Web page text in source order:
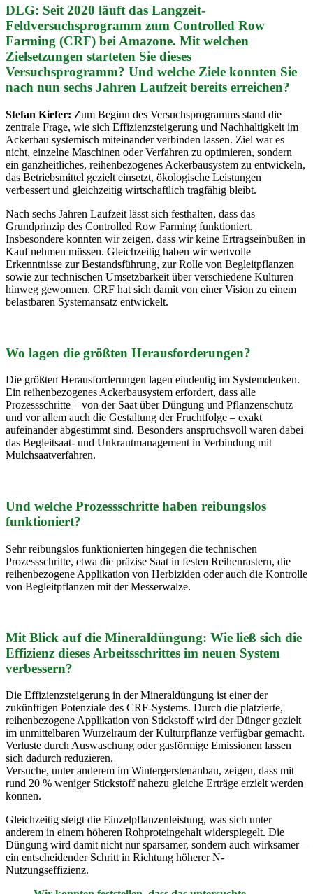
DLG: Seit 2020 läuft das Langzeit-
Feldversuchsprogramm zum Controlled Row
Farming (CRF) bei Amazone. Mit welchen
Zielsetzungen starteten Sie dieses
Versuchsprogramm? Und welche Ziele konnten Sie
nach nun sechs Jahren Laufzeit bereits erreichen?
Stefan Kiefer: Zum Beginn des Versuchsprogramms stand die
zentrale Frage, wie sich Effizienzsteigerung und Nachhaltigkeit im
Ackerbau systemisch miteinander verbinden lassen. Ziel war es
nicht, einzelne Maschinen oder Verfahren zu optimieren, sondern
ein ganzheitliches, reihenbezogenes Ackerbausystem zu entwickeln,
das Betriebsmittel gezielt einsetzt, ökologische Leistungen
verbessert und gleichzeitig wirtschaftlich tragfähig bleibt.
Nach sechs Jahren Laufzeit lässt sich festhalten, dass das
Grundprinzip des Controlled Row Farming funktioniert.
Insbesondere konnten wir zeigen, dass wir keine Ertragseinbußen in
Kauf nehmen müssen. Gleichzeitig haben wir wertvolle
Erkenntnisse zur Bestandsführung, zur Rolle von Begleitpflanzen
sowie zur technischen Umsetzbarkeit über verschiedene Kulturen
hinweg gewonnen. CRF hat sich damit von einer Vision zu einem
belastbaren Systemansatz entwickelt.
Wo lagen die größten Herausforderungen?
Die größten Herausforderungen lagen eindeutig im Systemdenken.
Ein reihenbezogenes Ackerbausystem erfordert, dass alle
Prozessschritte – von der Saat über Düngung und Pflanzenschutz
und vor allem auch die Gestaltung der Fruchtfolge – exakt
aufeinander abgestimmt sind. Besonders anspruchsvoll waren dabei
das Begleitsaat- und Unkrautmanagement in Verbindung mit
Mulchsaatverfahren.
Und welche Prozessschritte haben reibungslos
funktioniert?
Sehr reibungslos funktionierten hingegen die technischen
Prozessschritte, etwa die präzise Saat in festen Reihenrastern, die
reihenbezogene Applikation von Herbiziden oder auch die Kontrolle
von Begleitpflanzen mit der Messerwalze.
Mit Blick auf die Mineraldüngung: Wie ließ sich die
Effizienz dieses Arbeitsschrittes im neuen System
verbessern?
Die Effizienzsteigerung in der Mineraldüngung ist einer der
zukünftigen Potenziale des CRF-Systems. Durch die platzierte,
reihenbezogene Applikation von Stickstoff wird der Dünger gezielt
im unmittelbaren Wurzelraum der Kulturpflanze verfügbar gemacht.
Verluste durch Auswaschung oder gasförmige Emissionen lassen
sich dadurch reduzieren.
Versuche, unter anderem im Wintergerstenanbau, zeigen, dass mit
rund 20 % weniger Stickstoff nahezu gleiche Erträge erzielt werden
können.
Gleichzeitig steigt die Einzelpflanzenleistung, was sich unter
anderem in einem höheren Rohproteingehalt widerspiegelt. Die
Düngung wird damit nicht nur sparsamer, sondern auch wirksamer –
ein entscheidender Schritt in Richtung höherer N-
Nutzungseffizienz.